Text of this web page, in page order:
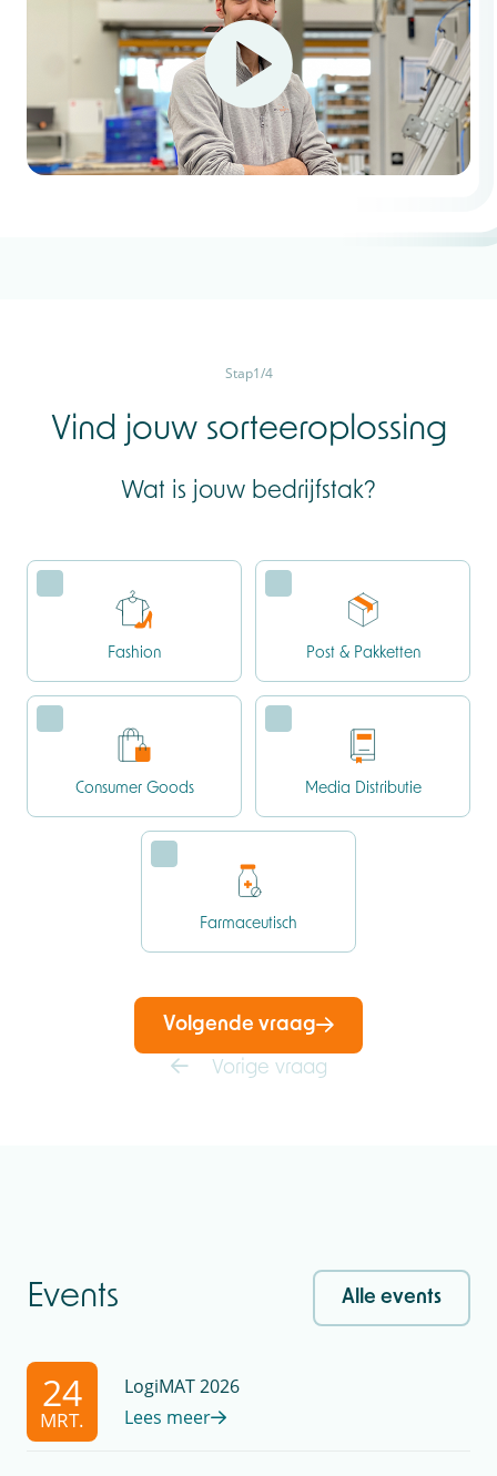
Stap1/4
Vind jouw sorteeroplossing
Wat is jouw bedrijfstak?
Fashion Post & Pakketten
Consumer Goods Media Distributie
Farmaceutisch
Vorige vraag
Volgende vraag
Events Alle events
24
MRT.
LogiMAT 2026
Lees meer